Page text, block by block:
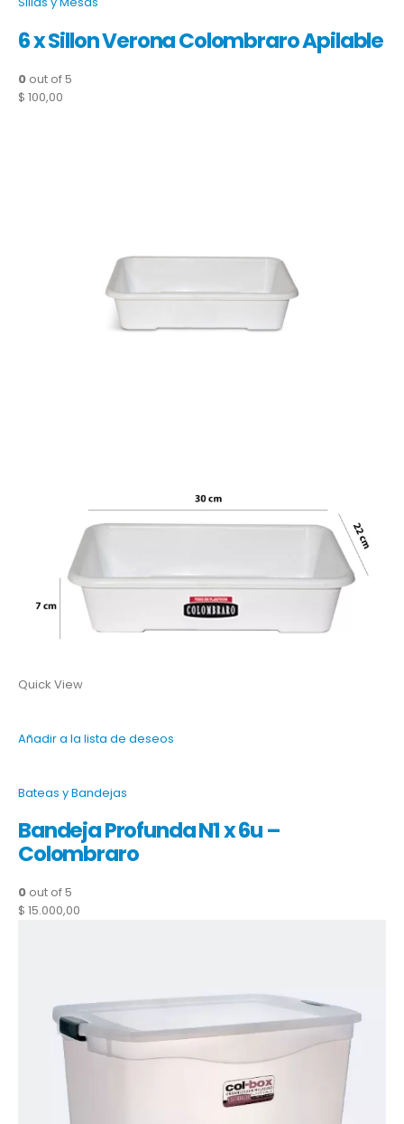
6 x Sillon Verona Colombraro Apilable
0 out of 5
$ 100,00
Quick View
Añadir a la lista de deseos
Bateas y Bandejas
Bandeja Profunda N1 x 6u –
Colombraro
0 out of 5
$ 15.000,00